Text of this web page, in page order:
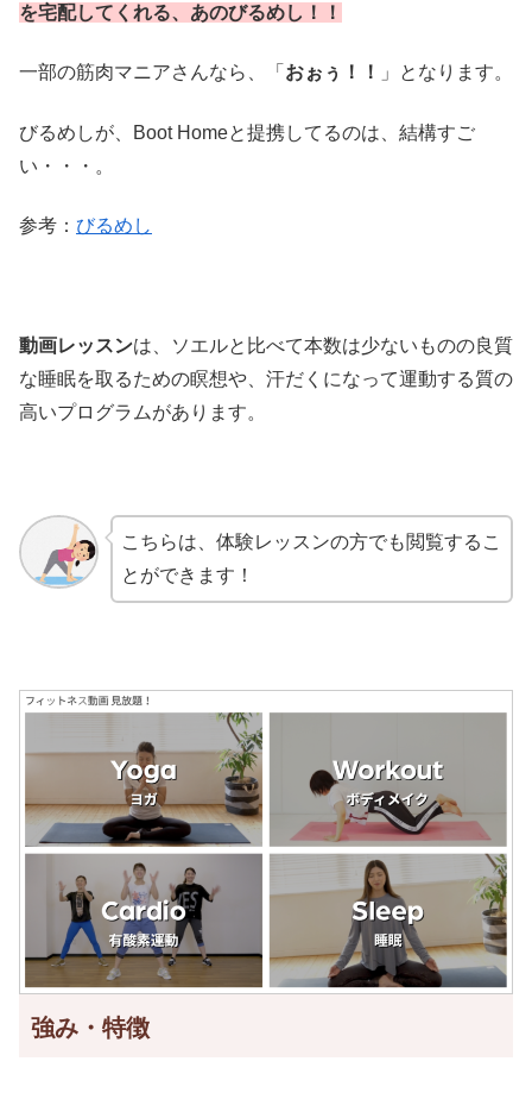
を宅配してくれる、あのびるめし！！
一部の筋肉マニアさんなら、「 おぉぅ！！ 」となります。
びるめしが、Boot Homeと提携してるのは、結構すご
い・・・。
参考： びるめし
動画レッスンは、ソエルと比べて本数は少ないものの良質
な睡眠を取るための瞑想や、汗だくになって運動する質の
高いプログラムがあります。
こちらは、体験レッスンの方でも閲覧するこ
とができます！
強み・特徴